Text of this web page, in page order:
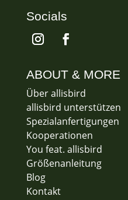
Socials
ABOUT & MORE
Über allisbird
allisbird unterstützen
Spezialanfertigungen
Kooperationen
You feat. allisbird
Größenanleitung
Blog
Kontakt